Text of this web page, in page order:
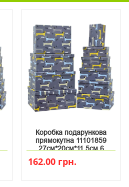
Коробка подарункова
прямокутна 11101859
27см*20см*11.5см 6
162.00 грн.